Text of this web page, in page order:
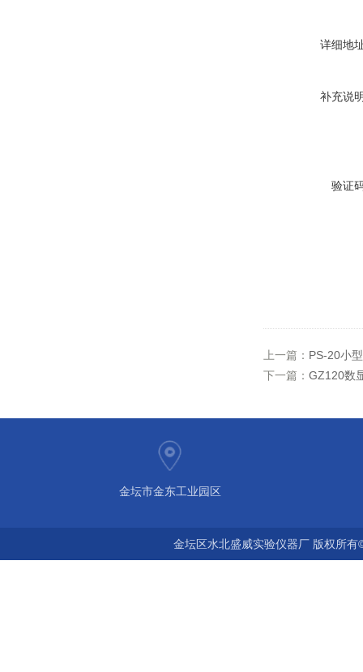
详细地
补充说
验证
上一篇： PS-20小
下一篇： GZ120数
金坛市金东工业园区
金坛区水北盛威实验仪器厂 版权所